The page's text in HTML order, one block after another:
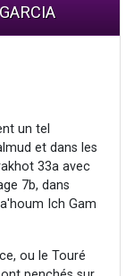
un tel
et dans les
33a avec
7b, dans
Ich Gam
ou le Touré